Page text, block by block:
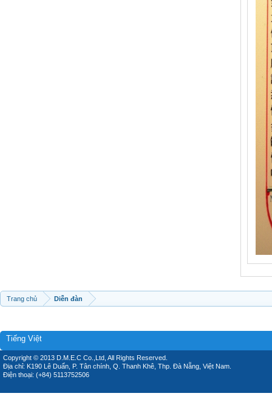
Trang chủ Diễn đàn
Tiếng Việt
Copyright © 2013 D.M.E.C Co.,Ltd, All Rights Reserved.
Địa chỉ: K190 Lê Duẩn, P. Tân chính, Q. Thanh Khê, Thp. Đà Nẵng, Việt Nam.
Điện thoại: (+84) 5113752506